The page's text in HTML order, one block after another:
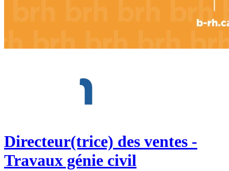
Directeur(trice) des ventes -
Travaux génie civil